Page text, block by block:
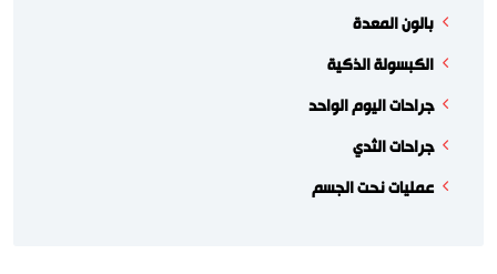
بالون المعدة
الكبسولة الذكية
جراحات اليوم الواحد
جراحات الثدي
عمليات نحت الجسم